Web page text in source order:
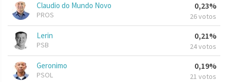
Claudio do Mundo Novo
PROS
0,23%
26 votos
Lerin
PSB
0,21%
24 votos
Geronimo
PSOL
0,19%
21 votos